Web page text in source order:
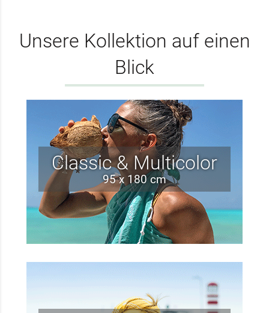
Unsere Kollektion auf einen
Blick
Classic & Multicolor
95 x 180 cm